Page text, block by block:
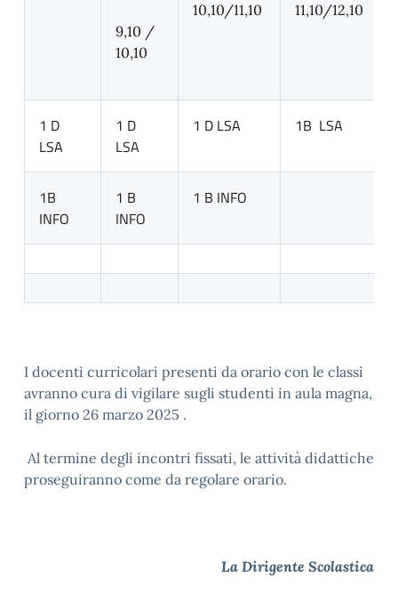
9,10 /
10,10
10,10/11,10 11,10/12,10
1 D
LSA
1 D
LSA
1 D LSA 1B LSA
1B
INFO
1 B
INFO
1 B INFO
I docenti curricolari presenti da orario con le classi
avranno cura di vigilare sugli studenti in aula magna,
il giorno 26 marzo 2025 .
Al termine degli incontri fissati, le attività didattiche
proseguiranno come da regolare orario.
La Dirigente Scolastica